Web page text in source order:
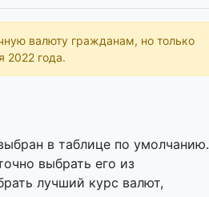
валюту гражданам, но только
2022 года.
в таблице по умолчанию.
выбрать его из
лучший курс валют,